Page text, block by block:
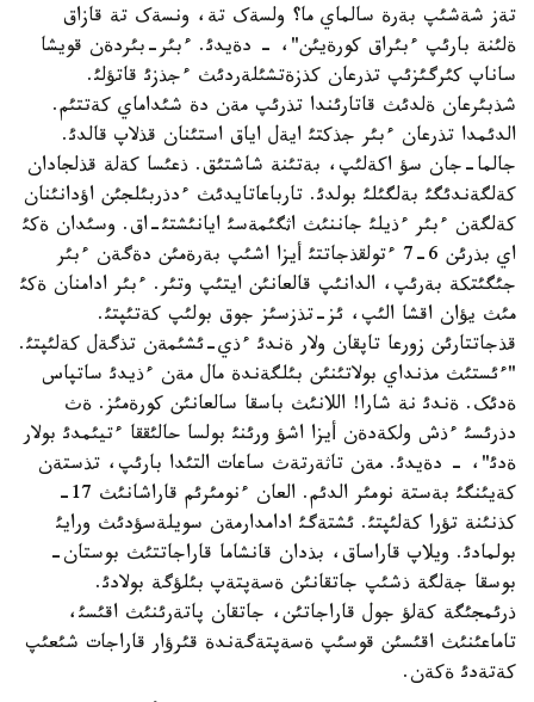
تةز شةشئپ بةرة سالماي ما؟ ولسةک تة، ونسةک تة قازاق
ةلئنة بارئپ ءبئراق کورةيئن"، - دةيدئ. ءبئر-بئردةن قويشا
ساناپ کئرگئزئپ تذرعان کذزةتشئلةردئث ءجذزئ قاتؤلئ.
شذبئرعان ةلدئث قاتارئندا تذرئپ مةن دة شئداماي کةتتئم.
الدئمدا تذرعان ءبئر جذکتئ ايةل اياق استئنان قذلاپ قالدئ.
جالما-جان سؤ اکةلئپ، بةتئنة شاشتئق. ذعئسا کةلة قذلجادان
کةلگةندئگئ بةلگئلئ بولدئ. تارباعاتايدئث ءدذربئلجئن اؤدانئنان
کةلگةن ءبئر ءذيلئ جاننئث اثگئمةسئ ايانئشتئ-اق. وسئدان ةکئ
اي بذرئن 6-7 ءتولقذجاتتئ أيزا اشئپ بةرةمئن دةگةن ءبئر
جئگئتکة بةرئپ، الدانئپ قالعانئن ايتئپ وتئر. ءبئر ادامنان ةکئ
مئث يؤان اقشا الئپ، ئز-تذزسئز جوق بولئپ کةتئپتئ.
قذجاتتارئن زورعا تاپقان ولار ةندئ ءذي-ئشئمةن تذگةل کةلئپتئ.
"ءئستئث مذنداي بولاتئنئن بئلگةندة مال مةن ءذيدئ ساتپاس
ةدئک. ةندئ نة شارا! اللانئث باسقا سالعانئن کورةمئز. ةث
دذرئسئ ءذش ولکةدةن أيزا اشؤ ورئنئ بولسا حالئققا ءتيئمدئ بولار
ةدئ"، - دةيدئ. مةن تاثةرتةث ساعات التئدا بارئپ، تذستةن
کةيئنگئ بةستة نومئر الدئم. العان ءنومئرئم قاراشانئث 17-
کذنئنة تؤرا کةلئپتئ. ئشتةگئ ادامدارمةن سويلةسؤدئث ورايئ
بولمادئ. ويلاپ قاراساق، بذدان قانشاما قاراجاتتئث بوستان-
بوسقا جةلگة ذشئپ جاتقانئن ةسةپتةپ بئلؤگة بولادئ.
ذرئمجئگة کةلؤ جول قاراجاتئن، جاتقان پاتةرئنئث اقئسئ،
تاماعئنئث اقئسئن قوسئپ ةسةپتةگةندة قئرؤار قاراجات شئعئپ
کةتةدئ ةکةن.